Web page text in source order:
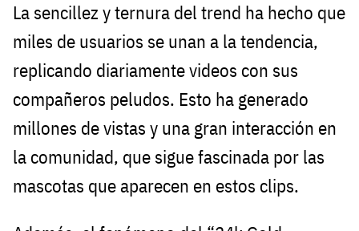
La sencillez y ternura del trend ha hecho que
miles de usuarios se unan a la tendencia,
replicando diariamente videos con sus
compañeros peludos. Esto ha generado
millones de vistas y una gran interacción en
la comunidad, que sigue fascinada por las
mascotas que aparecen en estos clips.